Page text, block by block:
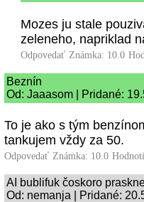
Mozes ju stale
zeleneho, napriklad
Odpovedať Známka: 10.0
Beznín
Od: Jaaasom | Pridané:
To je ako s tým
tankujem vždy za 50.
Odpovedať Známka: 10.0
AI bublifuk čoskoro
Od: nemanja | Pridané: